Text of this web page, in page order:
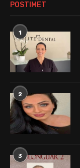
POSTIMET
1
2
3